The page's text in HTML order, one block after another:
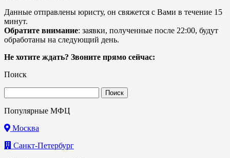
Данные отправлены юристу, он свяжется с Вами в течение 15
минут.
Обратите внимание: заявки, полученные после 22:00, будут
обработаны на следующий день.
Не хотите ждать? Звоните прямо сейчас:
Поиск
Популярные МФЦ
Москва
Санкт-Петербург